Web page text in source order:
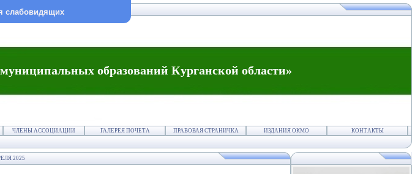
слабовидящих
образований Курганской области»
ЧЛЕНЫ АССОЦИАЦИИ ГАЛЕРЕЯ ПОЧЕТА ПРАВОВАЯ СТРАНИЧКА ИЗДАНИЯ ОКМО КОНТАКТЫ
2025